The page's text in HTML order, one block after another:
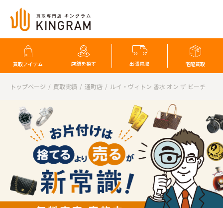
買取アイテム 店舗を探す 出張買取 宅配買取
トップページ 買取実績 通町店 ルイ・ヴィトン 香水 オン ザ ビーチ